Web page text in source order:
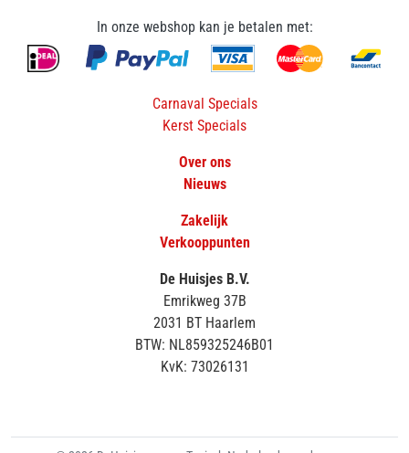
In onze webshop kan je betalen met:
Carnaval Specials
Kerst Specials
Over ons
Nieuws
Zakelijk
Verkooppunten
De Huisjes B.V.
Emrikweg 37B
2031 BT Haarlem
BTW: NL859325246B01
KvK: 73026131